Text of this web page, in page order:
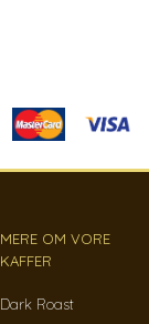
MERE OM VORE
KAFFER
Dark Roast